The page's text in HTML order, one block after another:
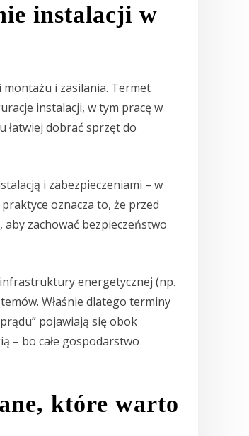
instalacji w
i zasilania. Termet
instalacji, w tym pracę w
łatwiej dobrać sprzęt do
i zabezpieczeniami – w
oznacza to, że przed
zachować bezpieczeństwo
energetycznej (np.
Właśnie dlatego terminy
pojawiają się obok
– bo całe gospodarstwo
które warto